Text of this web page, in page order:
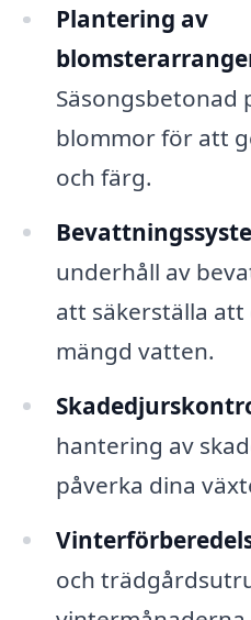
Plantering av
Säsongsbetonad
blommor för att
och färg.
underhåll av
att säkerställa
mängd vatten.
hantering av
påverka dina
och